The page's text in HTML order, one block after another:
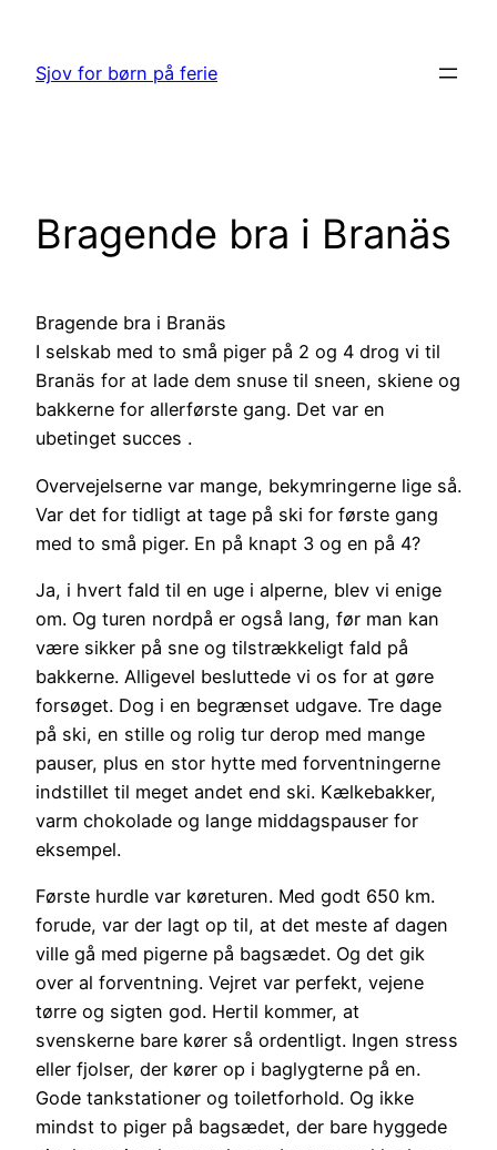
indhold
Sjov for børn på ferie
Bragende bra i Branäs
Bragende bra i Branäs
I selskab med to små piger på 2 og 4 drog vi til
Branäs for at lade dem snuse til sneen, skiene og
bakkerne for allerførste gang. Det var en
ubetinget succes .
Overvejelserne var mange, bekymringerne lige så.
Var det for tidligt at tage på ski for første gang
med to små piger. En på knapt 3 og en på 4?
Ja, i hvert fald til en uge i alperne, blev vi enige
om. Og turen nordpå er også lang, før man kan
være sikker på sne og tilstrækkeligt fald på
bakkerne. Alligevel besluttede vi os for at gøre
forsøget. Dog i en begrænset udgave. Tre dage
på ski, en stille og rolig tur derop med mange
pauser, plus en stor hytte med forventningerne
indstillet til meget andet end ski. Kælkebakker,
varm chokolade og lange middagspauser for
eksempel.
Første hurdle var køreturen. Med godt 650 km.
forude, var der lagt op til, at det meste af dagen
ville gå med pigerne på bagsædet. Og det gik
over al forventning. Vejret var perfekt, vejene
tørre og sigten god. Hertil kommer, at
svenskerne bare kører så ordentligt. Ingen stress
eller fjolser, der kører op i baglygterne på en.
Gode tankstationer og toiletforhold. Og ikke
mindst to piger på bagsædet, der bare hyggede